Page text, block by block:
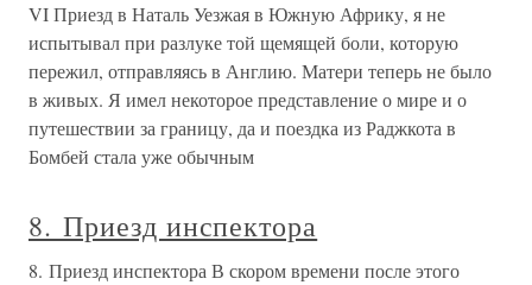
VI Приезд в Наталь Уезжая в Южную Африку, я не
испытывал при разлуке той щемящей боли, которую
пережил, отправляясь в Англию. Матери теперь не было
в живых. Я имел некоторое представление о мире и о
путешествии за границу, да и поездка из Раджкота в
Бомбей стала уже обычным
8. Приезд инспектора
8. Приезд инспектора В скором времени после этого